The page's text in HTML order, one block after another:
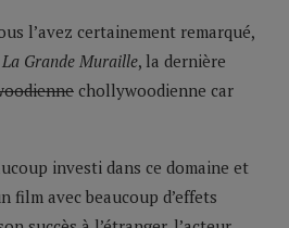
l’avez certainement remarqué,
La Grande Muraille, la dernière
chollywoodienne car
investi dans ce domaine et
film avec beaucoup d’effets